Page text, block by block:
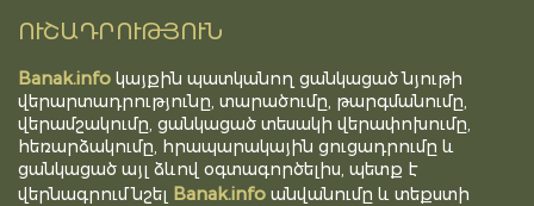
ՈՒՇԱԴՐՈՒԹՅՈՒՆ
Banak.info կայքին պատկանող ցանկացած նյութի
վերարտադրությունը, տարածումը, թարգմանումը,
վերամշակումը, ցանկացած տեսակի վերափոխումը,
հեռարձակումը, հրապարակային ցուցադրումը և
ցանկացած այլ ձևով օգտագործելիս, պետք է
վերնագրում նշել Banak.info անվանումը և տեքստի